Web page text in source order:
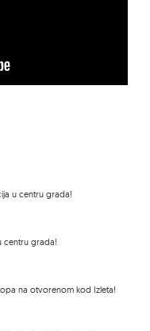
u centru grada!
centru grada!
na otvorenom kod Izleta!